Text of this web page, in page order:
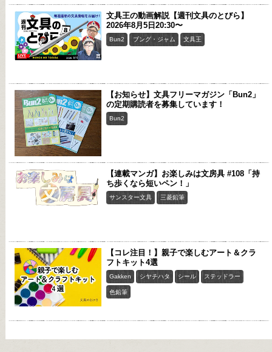
文具王の動画解説【週刊文具のとびら】
2026年8月5日20:30〜
Bun2 ブング・ジャム 文具王
【お知らせ】文具フリーマガジン「Bun2」
の定期購読者を募集しています！
Bun2
【連載マンガ】お楽しみは文房具 #108「持
ち歩くなら短いペン！」
サンスター文具 三菱鉛筆
【コレ注目！】親子で楽しむアート＆クラ
フトキット4選
Gakken シヤチハタ シール ステッドラー
色鉛筆